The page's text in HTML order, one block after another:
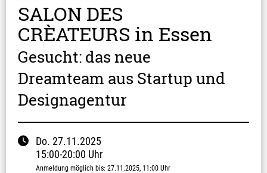
SALON DES
CRÈATEURS in Essen
Gesucht: das neue
Dreamteam aus Startup und
Designagentur
Do. 27.11.2025
15:00-20:00 Uhr
Anmeldung möglich bis: 27.11.2025, 11:00 Uhr